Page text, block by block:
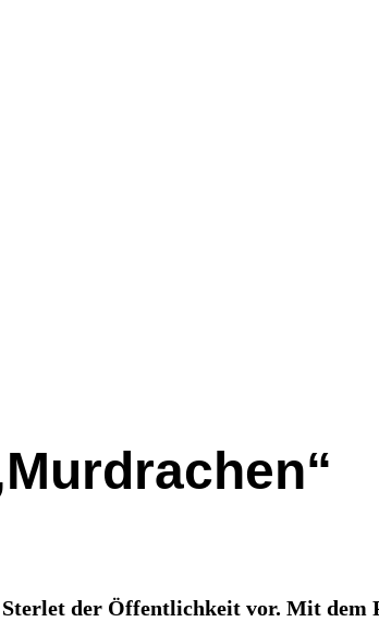
der Öffentlichkeit vor. Mit dem